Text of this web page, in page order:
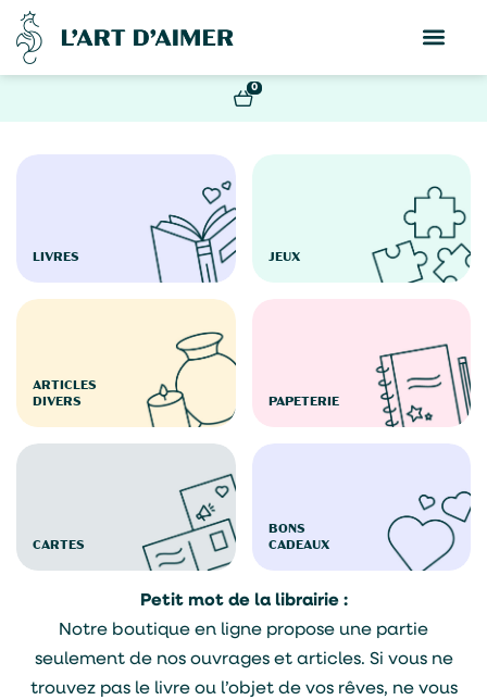
0
LIVRES JEUX
ARTICLES
DIVERS
PAPETERIE
CARTES
BONS
CADEAUX
Petit mot de la librairie :
Notre boutique en ligne propose une partie
seulement de nos ouvrages et articles. Si vous ne
trouvez pas le livre ou l’objet de vos rêves, ne vous